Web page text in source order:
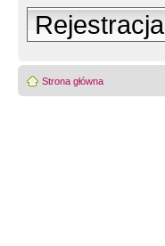
Rejestracja
Strona główna